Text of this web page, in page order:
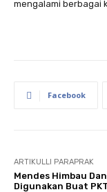
mengalami berbagai
Facebook
ARTIKULLI PARAPRAK
Mendes Himbau
Digunakan Buat